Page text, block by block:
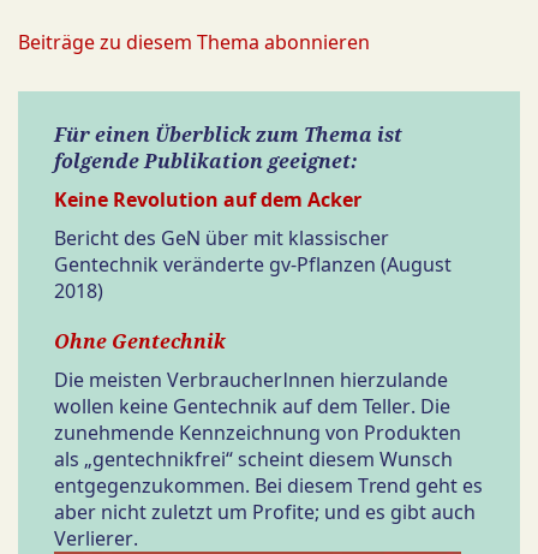
Beiträge zu diesem Thema abonnieren
Für einen Überblick zum Thema ist
folgende Publikation geeignet:
Keine Revolution auf dem Acker
Bericht des GeN über mit klassischer
Gentechnik veränderte gv-Pflanzen (August
2018)
Ohne Gentechnik
Die meisten VerbraucherInnen hierzulande
wollen keine Gentechnik auf dem Teller. Die
zunehmende Kennzeichnung von Produkten
als „gentechnikfrei“ scheint diesem Wunsch
entgegenzukommen. Bei diesem Trend geht es
aber nicht zuletzt um Profite; und es gibt auch
Verlierer.